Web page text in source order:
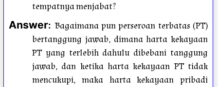
tempatnya menjabat?
Answer: Bagaimana pun perseroan terbatas (PT)
bertanggung jawab, dimana harta kekayaan
PT yang terlebih dahulu dibebani tanggung
jawab, dan ketika harta kekayaan PT tidak
mencukupi, maka harta kekayaan pribadi